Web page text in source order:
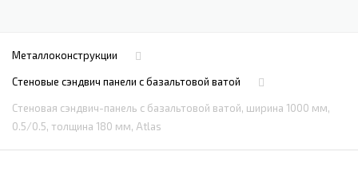
Металлоконструкции
Стеновые сэндвич панели с базальтовой ватой
Стеновая сэндвич-панель с базальтовой ватой, ширина 1000 мм,
0.5/0.5, толщина 180 мм, Atlas